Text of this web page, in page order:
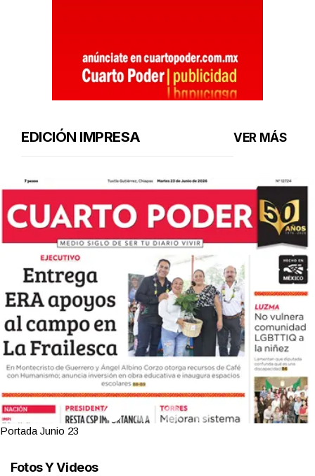
EDICIÓN IMPRESA VER MÁS
Portada Junio 23
Fotos Y Videos